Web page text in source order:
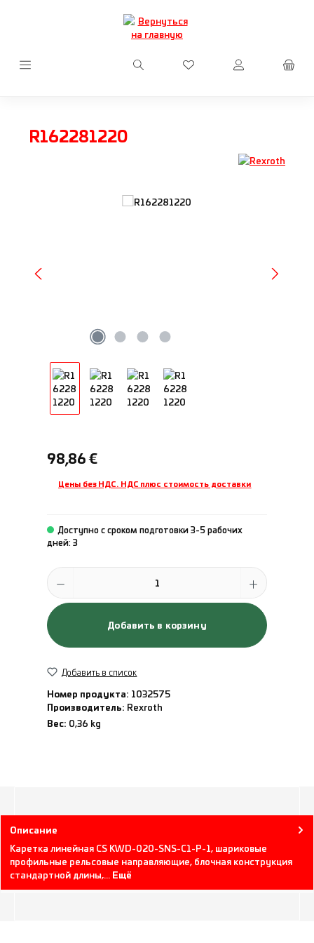
Перейти к основному содержанию
У вас есть товары из
R162281220
Пропустить галерею изображений
Обычная цена:
98,86 €
Цены без НДС. НДС плюс стоимость доставки
Доступно с сроком подготовки 3-5 рабочих
дней: 3
Количество продукта: введите желаемое количество или
Добавить в корзину
Добавить в список
Номер продукта: 1032575
Производитель: Rexroth
Вес: 0,36 kg
Описание
Каретка линейная CS KWD-020-SNS-C1-P-1, шариковые
профильные рельсовые направляющие, блочная конструкция
стандартной длины,… Ещё